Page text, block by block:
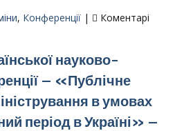
, Конференції |
Коментарі
науково-
– «Публічне
в умовах
період в Україні» –